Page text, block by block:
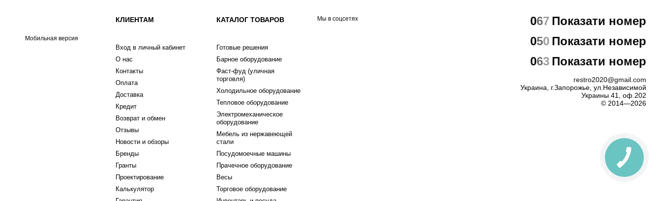
Мобильная версия
КЛИЕНТАМ
Вход в личный кабинет
О нас
Контакты
Оплата
Доставка
Кредит
Возврат и обмен
Отзывы
Новости и обзоры
Бренды
Гранты
Проектирование
Калькулятор
КАТАЛОГ ТОВАРОВ
Готовые решения
Барное оборудование
Фаст-фуд (уличная
торговля)
Холодильное оборудование
Тепловое оборудование
Электромеханическое
оборудование
Мебель из нержавеющей
стали
Посудомоечные машины
Прачечное оборудование
Весы
Торговое оборудование
Мы в соцсетях 067 Показати номер
050 Показати номер
063 Показати номер
restro2020@gmail.com
Украина, г.Запорожье, ул.Независимой
Украины 41, оф.202
© 2014—2026